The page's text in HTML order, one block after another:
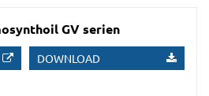
GV serien
DOWNLOAD